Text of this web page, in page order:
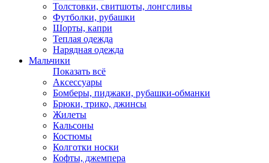
Толстовки, свитшоты, лонгсливы
Футболки, рубашки
Шорты, капри
Теплая одежда
Нарядная одежда
Мальчики
Показать всё
Аксессуары
Бомберы, пиджаки, рубашки-обманки
Брюки, трико, джинсы
Жилеты
Кальсоны
Костюмы
Колготки носки
Кофты, джемпера